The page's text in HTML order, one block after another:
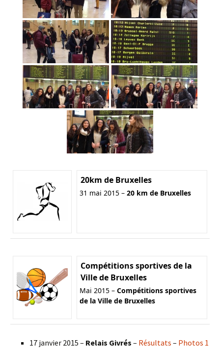
20km de Bruxelles
31 mai 2015 – 20 km de Bruxelles
Compétitions sportives de la
Ville de Bruxelles
Mai 2015 – Compétitions sportives
de la Ville de Bruxelles
17 janvier 2015 – Relais Givrés – Résultats – Photos 1